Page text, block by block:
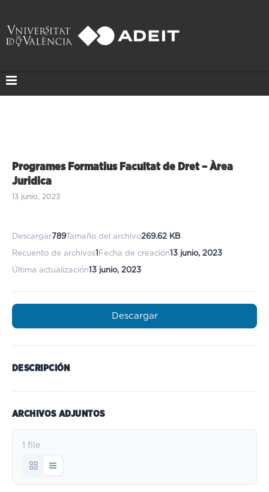
Programes Formatius Facultat de Dret – Àrea
Juridica
13 junio, 2023
Descargar789 Tamaño del archivo269.62 KB
Recuento de archivos1 Fecha de creación13 junio, 2023
Última actualización13 junio, 2023
Descargar
DESCRIPCIÓN
ARCHIVOS ADJUNTOS
1 file